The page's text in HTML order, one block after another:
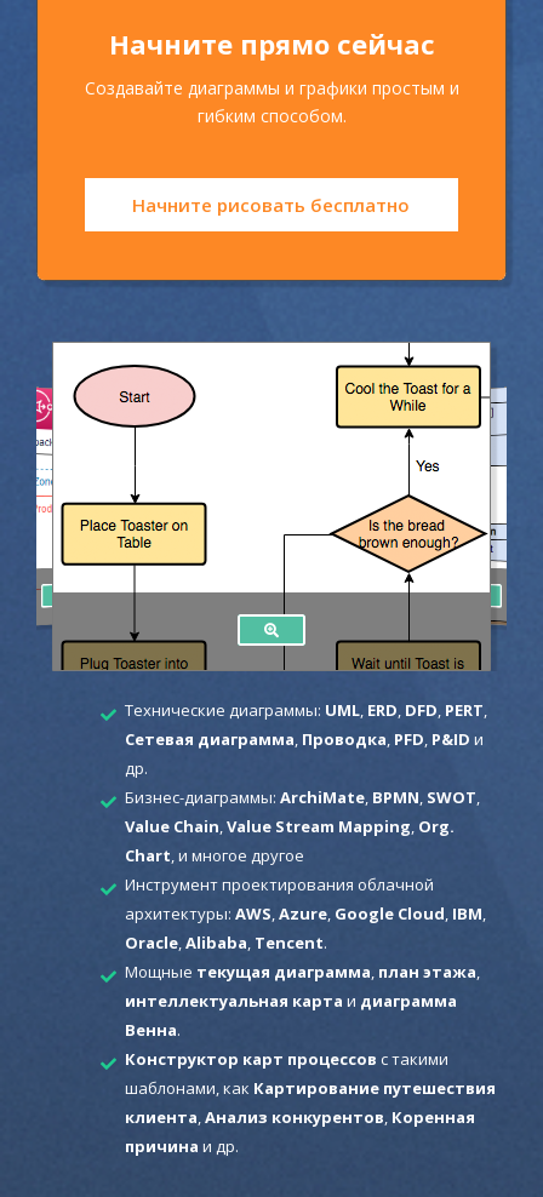
Начните прямо сейчас
Создавайте диаграммы и графики простым и
гибким способом.
Начните рисовать бесплатно
Технические диаграммы: UML, ERD DFD PERT
Сетевая диаграмма Проводка PFD P&ID и
др.
Бизнес-диаграммы: ArchiMate, BPMN SWOT
Value Chain Value Stream Mapping Org.
Chart , и многое другое
Инструмент проектирования облачной
архитектуры: AWS Azure, Google Cloud IBM
Oracle, Alibaba Tencent.
Мощные текущая диаграмма план этажа
интеллектуальная карта и диаграмма
Венна.
Конструктор карт процессов с такими
шаблонами, как Картирование путешествия
клиента Анализ конкурентов Коренная
причина и др.